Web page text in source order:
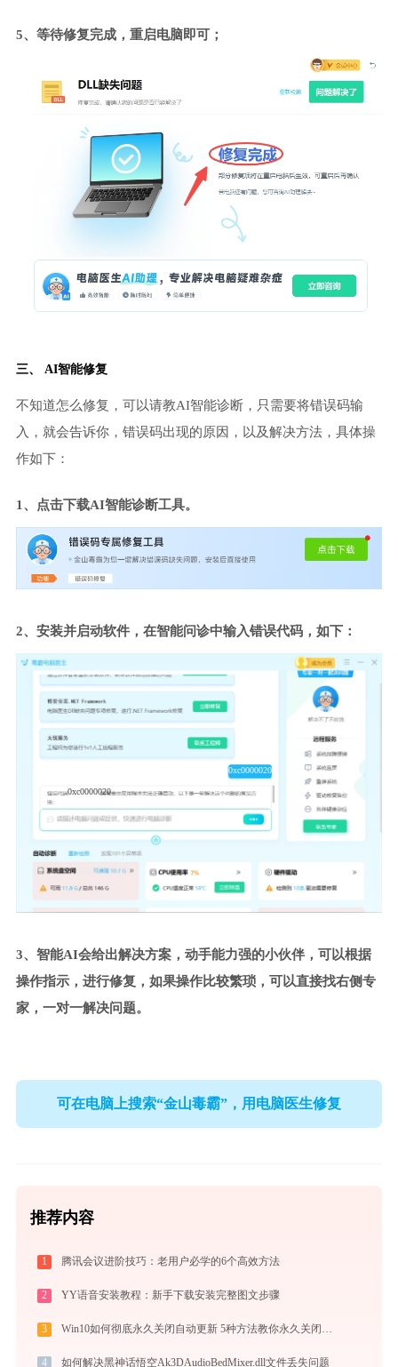
5、等待修复完成，重启电脑即可；
三、 AI智能修复
不知道怎么修复，可以请教AI智能诊断，只需要将错误码输
入，就会告诉你，错误码出现的原因，以及解决方法，具体操
作如下：
1、点击下载AI智能诊断工具。
2、安装并启动软件，在智能问诊中输入错误代码，如下：
0xc0000020
0xc0000020
3、智能AI会给出解决方案，动手能力强的小伙伴，可以根据
操作指示，进行修复，如果操作比较繁琐，可以直接找右侧专
家，一对一解决问题。
可在电脑上搜索“金山毒霸”，用电脑医生修复
推荐内容
1 腾讯会议进阶技巧：老用户必学的6个高效方法
2 YY语音安装教程：新手下载安装完整图文步骤
3 Win10如何彻底永久关闭自动更新 5种方法教你永久关闭win10自动更新
4 如何解决黑神话悟空Ak3DAudioBedMixer.dll文件丢失问题